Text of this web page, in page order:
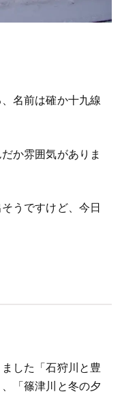
名前は確か十九線
か雰囲気がありま
うですけど、今日
した「石狩川と豊
「篠津川と冬の夕